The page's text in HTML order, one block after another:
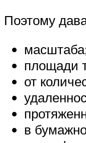
Поэтому
площади
от
в